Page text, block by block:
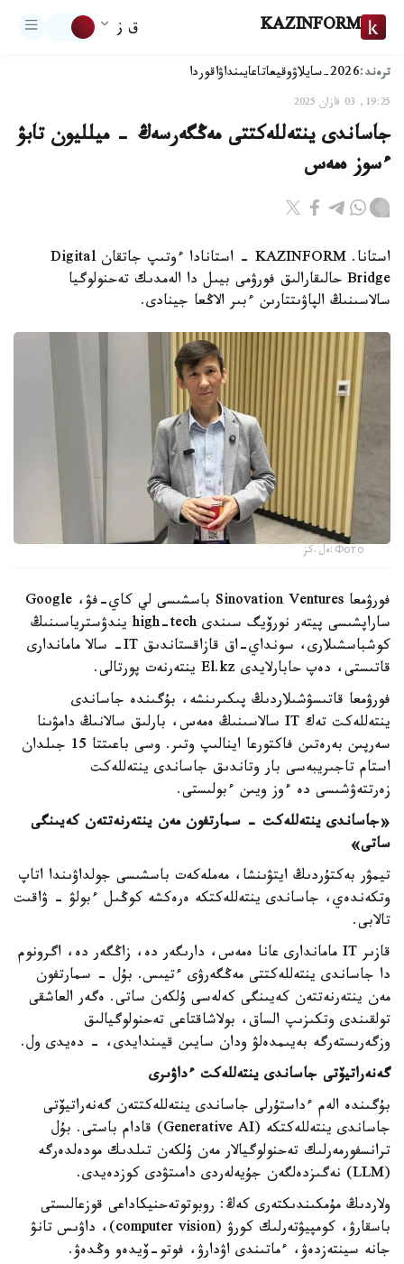
KAZINFORM ق ز
ترەند:2026-سايلاۋ وقيعاتاعايىنداۋاقوردا
19:25, 03 قازان 2025
جاساندى ينتەللەكتتى مەڭگەرسەڭ - ميلليون تابۋ
ءسوز ەمەس
استانا. KAZINFORM - استانادا ءوتىپ جاتقان Digital
Bridge حالىقارالىق فورۋمى بيىل دا الەمدىك تەحنولوگيا
سالاسىنىڭ الپاۋىتتارىن ءبىر الاڭعا جينادى.
Фото:ەل.كز
فورۋمعا Sinovation Ventures باسشىسى لي كاي-فۋ، Google
ساراپشىسى پيتەر نورۆيگ سىندى high-tech يندۋسترياسىنىڭ
كوشباسشىلارى، سونداي-اق قازاقستاندىق IT- سالا ماماندارى
قاتىستى، دەپ حابارلايدى El.kz ينتەرنەت پورتالى.
فورۋمعا قاتىسۋشىلاردىڭ پىكىرىنشە، بۇگىندە جاساندى
ينتەللەكت تەك IT سالاسىنىڭ ەمەس، بارلىق سالانىڭ دامۋىنا
سەرپىن بەرەتىن فاكتورعا اينالىپ وتىر. وسى باعىتتا 15 جىلدان
استام تاجىريبەسى بار وتاندىق جاساندى ينتەللەكت
زەرتتەۋشىسى دە ءوز ويىن ءبولىستى.
«جاساندى ينتەللەكت - سمارتفون مەن ينتەرنەتتەن كەيىنگى
ساتى»
تيمۋر بەكتۇردىڭ ايتۋىنشا، مەملەكەت باسشىسى جولداۋىندا اتاپ
وتكەندەي، جاساندى ينتەللەكتكە ەرەكشە كوڭىل ءبولۋ - ۋاقىت
تالابى.
قازىر IT ماماندارى عانا ەمەس، دارىگەر دە، زاڭگەر دە، اگرونوم
دا جاساندى ينتەللەكتتى مەڭگەرۋى ءتيىس. بۇل - سمارتفون
مەن ينتەرنەتتەن كەيىنگى كەلەسى ۇلكەن ساتى. ەگەر العاشقى
تولقىندى وتكىزىپ الساق، بولاشاقتاعى تەحنولوگيالىق
وزگەرىستەرگە بەيىمدەلۋ ودان سايىن قيىندايدى، - دەيدى ول.
گەنەراتيۆتى جاساندى ينتەللەكت ءداۋىرى
بۇگىندە الەم ءداستۇرلى جاساندى ينتەللەكتتەن گەنەراتيۆتى
جاساندى ينتەللەكتكە (Generative AI) قادام باستى. بۇل
ترانسفورمەرلىك تەحنولوگيالار مەن ۇلكەن تىلدىك مودەلدەرگە
(LLM) نەگىزدەلگەن جۇيەلەردى دامىتۋدى كوزدەيدى.
ولاردىڭ مۇمكىندىكتەرى كەڭ: روبوتوتەحنيكاداعى قوزعالىستى
باسقارۋ، كومپيۋتەرلىك كورۋ (computer vision)، داۋىس تانۋ
جانە سينتەزدەۋ، ءماتىندى اۋدارۋ، فوتو-ۆيدەو وڭدەۋ.